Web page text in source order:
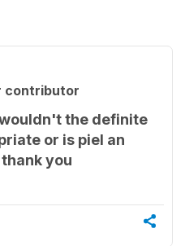
contributor
the definite
or is piel an
you